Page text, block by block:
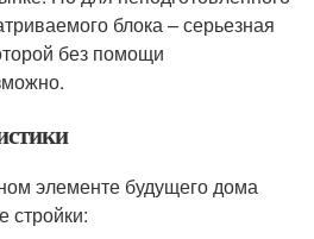
блока – серьезная
без помощи
элементе будущего дома
стройки: